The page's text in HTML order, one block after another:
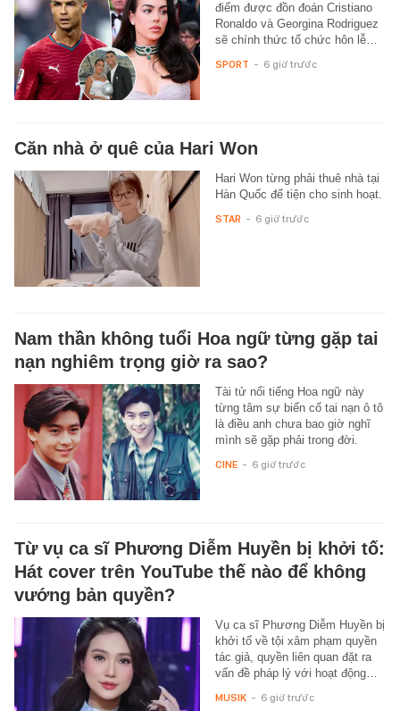
điểm được đồn đoán Cristiano
Ronaldo và Georgina Rodriguez
sẽ chính thức tổ chức hôn lễ…
SPORT - 6 giờ trước
Căn nhà ở quê của Hari Won
Hari Won từng phải thuê nhà tại
Hàn Quốc để tiện cho sinh hoạt.
STAR - 6 giờ trước
Nam thần không tuổi Hoa ngữ từng gặp tai
nạn nghiêm trọng giờ ra sao?
Tài tử nổi tiếng Hoa ngữ này
từng tâm sự biến cố tai nạn ô tô
là điều anh chưa bao giờ nghĩ
mình sẽ gặp phải trong đời.
CINE - 6 giờ trước
Từ vụ ca sĩ Phương Diễm Huyền bị khởi tố:
Hát cover trên YouTube thế nào để không
vướng bản quyền?
Vụ ca sĩ Phương Diễm Huyền bị
khởi tố về tội xâm phạm quyền
tác giả, quyền liên quan đặt ra
vấn đề pháp lý với hoạt động…
MUSIK - 6 giờ trước